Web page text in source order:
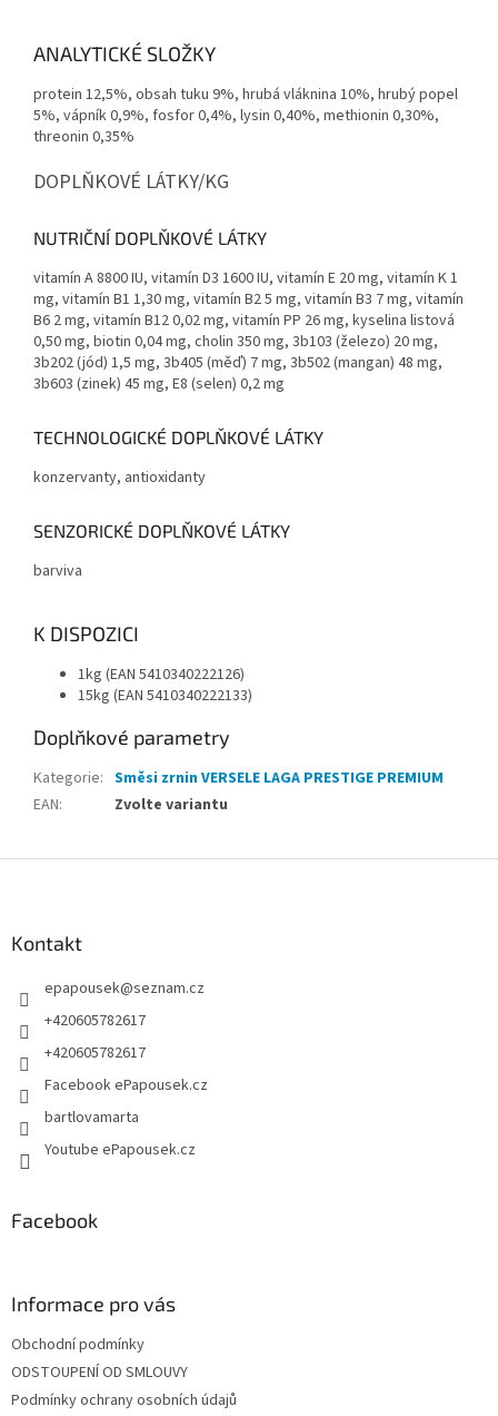
ANALYTICKÉ SLOŽKY
protein 12,5%, obsah tuku 9%, hrubá vláknina 10%, hrubý popel
5%, vápník 0,9%, fosfor 0,4%, lysin 0,40%, methionin 0,30%,
threonin 0,35%
DOPLŇKOVÉ LÁTKY/KG
NUTRIČNÍ DOPLŇKOVÉ LÁTKY
vitamín A 8800 IU, vitamín D3 1600 IU, vitamín E 20 mg, vitamín K 1
mg, vitamín B1 1,30 mg, vitamín B2 5 mg, vitamín B3 7 mg, vitamín
B6 2 mg, vitamín B12 0,02 mg, vitamín PP 26 mg, kyselina listová
0,50 mg, biotin 0,04 mg, cholin 350 mg, 3b103 (železo) 20 mg,
3b202 (jód) 1,5 mg, 3b405 (měď) 7 mg, 3b502 (mangan) 48 mg,
3b603 (zinek) 45 mg, E8 (selen) 0,2 mg
TECHNOLOGICKÉ DOPLŇKOVÉ LÁTKY
konzervanty, antioxidanty
SENZORICKÉ DOPLŇKOVÉ LÁTKY
barviva
K DISPOZICI
1kg (EAN 5410340222126)
15kg (EAN 5410340222133)
Doplňkové parametry
Kategorie: Směsi zrnin VERSELE LAGA PRESTIGE PREMIUM
EAN: Zvolte variantu
Kontakt
epapousek@seznam.cz
+420605782617
+420605782617
Facebook ePapousek.cz
bartlovamarta
Youtube ePapousek.cz
Facebook
Informace pro vás
Obchodní podmínky
ODSTOUPENÍ OD SMLOUVY
Podmínky ochrany osobních údajů